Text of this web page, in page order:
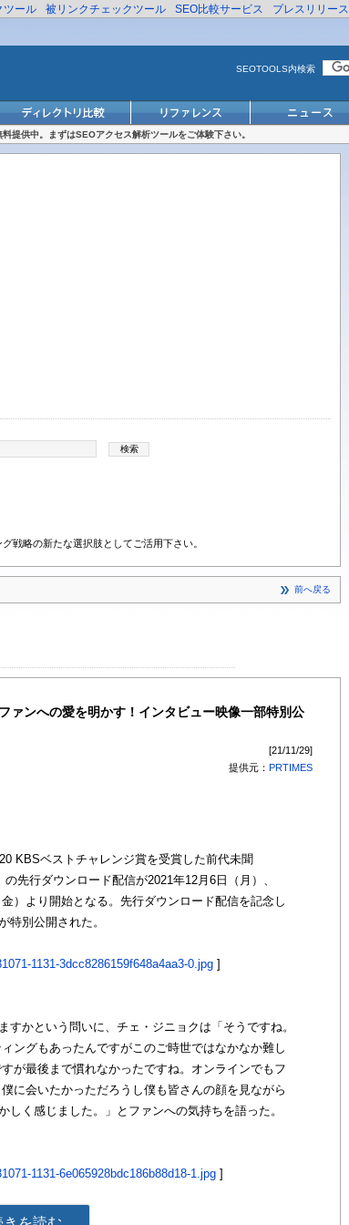
ツール 被リンクチェックツール SEO比較サービス プレスリリース
SEOTOOLS内検索
提供中。まずはSEOアクセス解析ツールをご体験下さい。
戦略の新たな選択肢としてご活用下さい。
前へ戻る
ァンへの愛を明かす！インタビュー映像一部特別公
[21/11/29]
提供元： PRTIMES
KBSベストチャレンジ賞を受賞した前代未聞
先行ダウンロード配信が2021年12月6日（月）、
）より開始となる。先行ダウンロード配信を記念し
特別公開された。
1131-3dcc8286159f648a4aa3-0.jpg ]
かという問いに、チェ・ジニョクは「そうですね。
ングもあったんですがこのご時世ではなかなか難し
が最後まで慣れなかったですね。オンラインでもフ
に会いたかっただろうし僕も皆さんの顔を見ながら
く感じました。」とファンへの気持ちを語った。
1131-6e065928bdc186b88d18-1.jpg ]